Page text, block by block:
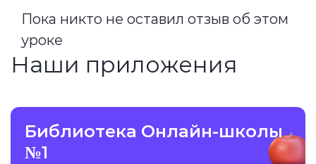
Пока никто не оставил отзыв об этом
уроке
Наши приложения
Библиотека Онлайн-школы
№1